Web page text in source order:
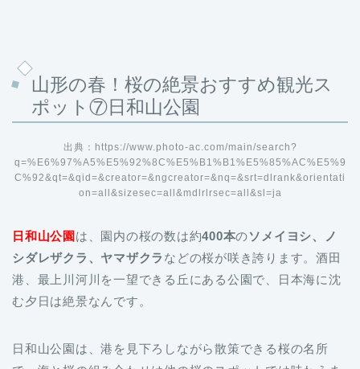
山形の春！桜の絶景おすすめ観光ス
ポット⑦日和山公園
出典：https://www.photo-ac.com/main/search?
q=%E6%97%A5%E5%92%8C%E5%B1%B1%E5%85%AC%E5%9
C%92&qt=&qid=&creator=&ngcreator=&nq=&srt=dlrank&orientati
on=all&sizesec=all&mdlrlrsec=all&sl=ja
日和山公園 は、園内の桜の数は約400本のソメイヨシ、ノ
シダレザクラ、ヤマザクラ などの桜が咲き誇ります。酒田
港、最上川河川を一望できる丘にある公園で、日本海に沈
む夕日は絶景なんです。
日和山公園は、港を見下ろしながら散策できる桜の名所